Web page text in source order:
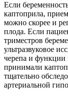
Если
каптоприла,
можно скорее и
плода. Если
триместров
ультразвуковое
черепа и функции
принимали
тщательно
артериальной